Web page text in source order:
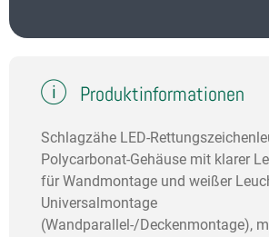
Produktinformationen
Schlagzähe LED-
Polycarbonat-Gehäuse mit klarer
für Wandmontage und weißer
Universalmontage
(Wandparallel-/Deckenmontage),